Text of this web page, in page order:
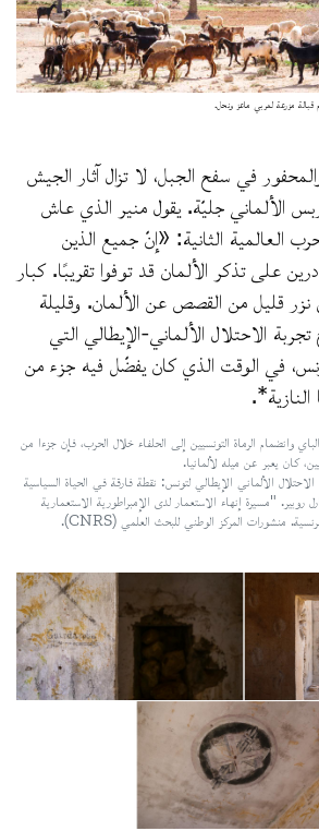
قبالة مزرعة لمربي ماعز ونحل.
في سفح الجبل، لا تزال آثار الجيش
الألماني جليّة. يقول منير الذي عاش
العالمية الثانية: «إنّ جميع الذين
على تذكر الألمان قد توفوا تقريبًا. كبار
نزر قليل من القصص عن الألمان. وقليلة
الاحتلال الألماني-الإيطالي التي
في الوقت الذي كان يفضّل فيه جزء من
النازية*.
وانضمام الرماة التونسيين إلى الحلفاء خلال الحرب، فإن جزءا من
كان يعبر عن ميله لألمانيا.
راي-قولدتسايقر (1986): الاحتلال الألماني الإيطالي لتونس: نقطة فارقة في الحياة السياسية
"مسيرة إنهاء الاستعمار لدى الإمبراطورية الاستعمارية